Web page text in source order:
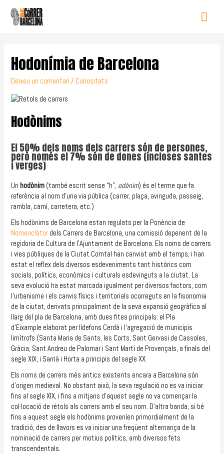
Hodonímia de Barcelona
Deixeu un comentari / Curiositats
Hodònims
El 50% dels noms dels carrers són de persones,
però només el 7% són de dones (incloses santes
i verges)
Un hodònim (també escrit sense “h”, odònim) és el terme que fa
referència al nom d’una via pública (carrer, plaça, avinguda, passeig,
rambla, camí, carretera, etc.)
Els hodònims de Barcelona estan regulats per la Ponència de
Nomenclàtor dels Carrers de Barcelona, una comissió depenent de la
regidoria de Cultura de l’Ajuntament de Barcelona. Els noms de carrers
i vies públiques de la Ciutat Comtal han canviat amb el temps, i han
estat el reflex dels diversos esdeveniments tant històrics com
socials, polítics, econòmics i culturals esdevinguts a la ciutat. La
seva evolució ha estat marcada igualment per diversos factors, com
l’urbanisme i els canvis físics i territorials ocorreguts en la fisonomia
de la ciutat, derivats principalment de la seva expansió geogràfica al
llarg del pla de Barcelona, amb dues fites principals: el Pla
d’Eixample elaborat per Ildefons Cerdà i l’agregació de municipis
limítrofs (Santa Maria de Sants, les Corts, Sant Gervasi de Cassoles,
Gràcia, Sant Andreu de Palomar i Sant Martí de Provençals, a finals del
segle XIX, i Sarrià i Horta a principis del segle XX.
Els noms de carrers més antics existents encara a Barcelona són
d’origen medieval. No obstant això, la seva regulació no es va iniciar
fins al segle XIX, i fins a mitjans d’aquest segle no va començar la
col·locació de rètols als carrers amb el seu nom. D’altra banda, si bé
fins a aquest segle els hodònims proveníen primordialment de la
tradició, des de llavors es va iniciar una freqüent alternança de la
nominació de carrers per motius polítics, amb diversos fets
transcendentals.